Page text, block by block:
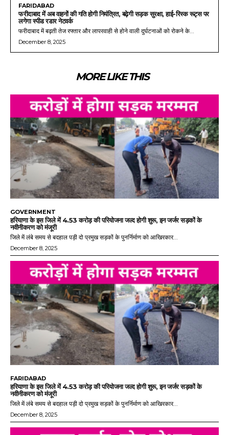
FARIDABAD
फरीदाबाद में अब वाहनों की गति होगी नियंत्रित, बढ़ेगी सड़क सुरक्षा, हाई-रिस्क रूट्स पर
लगेगा स्पीड रडार नेटवर्क
फरीदाबाद में बढ़ती तेज रफ्तार और लापरवाही से होने वाली दुर्घटनाओं को रोकने के...
December 8, 2025
MORE LIKE THIS
GOVERNMENT
हरियाणा के इस जिले में 4.53 करोड़ की परियोजना जल्द होगी शुरू, इन जर्जर सड़कों के
नवीनीकरण को मंजूरी
जिले में लंबे समय से बदहाल पड़ी दो प्रमुख सड़कों के पुनर्निर्माण को आखिरकार...
December 8, 2025
FARIDABAD
हरियाणा के इस जिले में 4.53 करोड़ की परियोजना जल्द होगी शुरू, इन जर्जर सड़कों के
नवीनीकरण को मंजूरी
जिले में लंबे समय से बदहाल पड़ी दो प्रमुख सड़कों के पुनर्निर्माण को आखिरकार...
December 8, 2025